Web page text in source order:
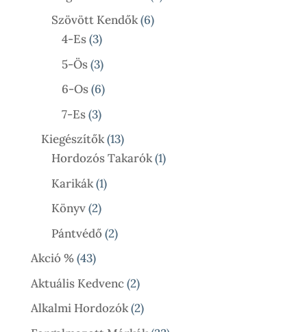
Szövött Kendők 66
4-Es 33
Termék
5-Ös 33
Termék
6-Os 66
Termék
7-Es 33
Termék
Kiegészítők 1313
Termék
Hordozós Takarók 11
Karikák 11
Könyv 22
Termék
Pántvédő 22
Akció % 4343
Termék
Aktuális Kedvenc 22
Termék
Alkalmi Hordozók 22
Termék